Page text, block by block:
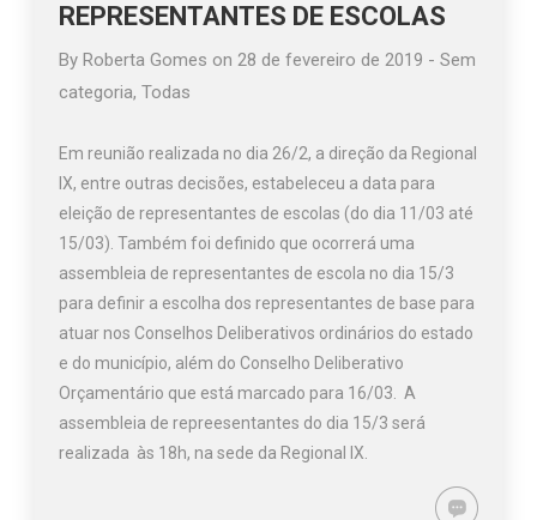
REPRESENTANTES DE ESCOLAS
ByRoberta Gomes on28 de fevereiro de 2019 -Sem
categoria,Todas
Em reunião realizada no dia 26/2, a direção da Regional
IX, entre outras decisões, estabeleceu a data para
eleição de representantes de escolas (do dia 11/03 até
15/03). Também foi definido que ocorrerá uma
assembleia de representantes de escola no dia 15/3
para definir a escolha dos representantes de base para
atuar nos Conselhos Deliberativos ordinários do estado
e do município, além do Conselho Deliberativo
Orçamentário que está marcado para 16/03. A
assembleia de repreesentantes do dia 15/3 será
realizada às 18h, na sede da Regional IX.